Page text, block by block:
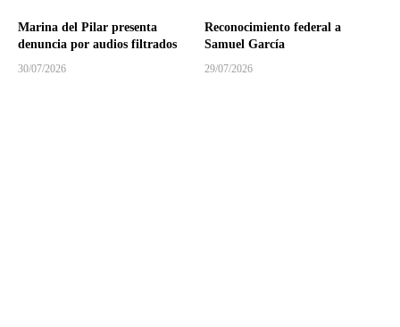
Marina del Pilar presenta
denuncia por audios filtrados
30/07/2026
Reconocimiento federal a
Samuel García
29/07/2026